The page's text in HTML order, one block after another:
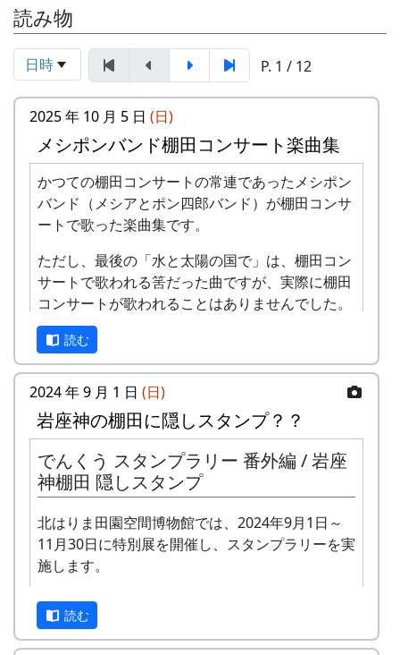
読み物
日時 P. 1 / 12
2025 年 10 月 5 日 (日)
メシポンバンド棚田コンサート楽曲集
かつての棚田コンサートの常連であったメシポン
バンド（メシアとポン四郎バンド）が棚田コンサ
ートで歌った楽曲集です。
ただし、最後の「水と太陽の国で」は、棚田コン
サートで歌われる筈だった曲ですが、実際に棚田
コンサートが歌われることはありませんでした。
棚田のうた ～ふるさと加美の里へ～
私達メシポンバンドが若い頃連続出場を果たして
ガーの“坂庭省悟さん”を始め審査員の方が見守る
中、毎年優秀バンドが表彰されました。
読む
2024 年 9 月 1 日 (日)
岩座神の棚田に隠しスタンプ？？
でんくう スタンプラリー 番外編 / 岩座
神棚田 隠しスタンプ
北はりま田園空間博物館では、2024年9月1日～
11月30日に特別展を開催し、スタンプラリーを実
施します。
正式なスタンプラリーは何カ所も行かないと達成
できませんが、No. 173 「棚田の里 岩座神」に
は、何と、1個だけで達成できる隠しスタンプが
読む